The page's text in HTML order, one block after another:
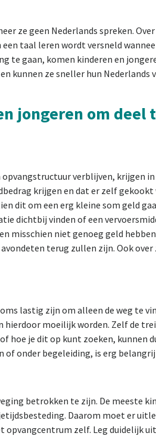
ze geen Nederlands spreken.
taal leren wordt versneld
te gaan, komen kinderen en
kunnen ze sneller hun
jongeren om deel
verblijven, krijgen
krijgen en dat er zelf
dit om een erg kleine som geld
dichtbij vinden of een
misschien niet genoeg geld
terug zullen zijn. Ook
lastig zijn om alleen de weg te
moeilijk worden. Zelf de
hoe je dit op kunt zoeken, kunnen
of onder begeleiding, is erg
betrokken te zijn. De meeste
Daarom moet er
zelf. Leg duidelijk